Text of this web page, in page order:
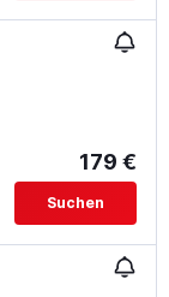
179 €
Suchen